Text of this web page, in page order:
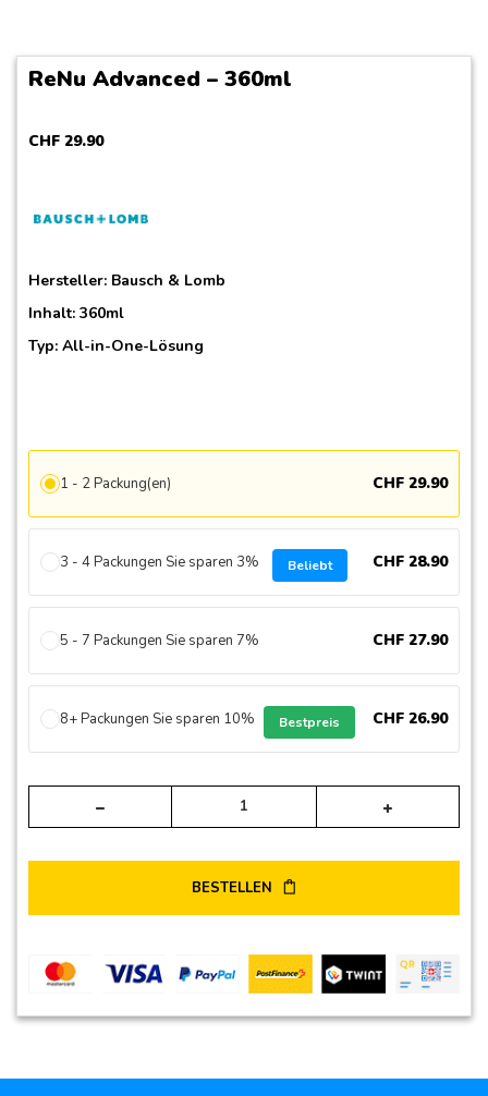
ReNu Advanced – 360ml
CHF 29.90
Hersteller: Bausch & Lomb
Inhalt: 360ml
Typ: All-in-One-Lösung
1 - 2 Packung(en) CHF 29.90
3 - 4 Packungen Sie sparen 3% Beliebt CHF28.90
5 - 7 Packungen Sie sparen 7% CHF 27.90
8+ Packungen Sie sparen 10% Bestpreis CHF 26.90
BESTELLEN